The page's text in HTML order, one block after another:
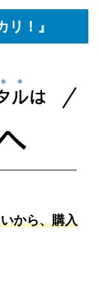
！』
から、購入